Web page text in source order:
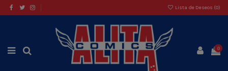
Lista de Deseos (0)
0